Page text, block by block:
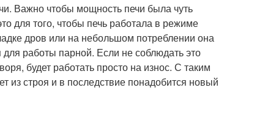
Важно чтобы мощность печи была чуть
для того, чтобы печь работала в режиме
дров или на небольшом потреблении она
работы парной. Если не соблюдать это
будет работать просто на износ. С таким
из строя и в последствие понадобится новый